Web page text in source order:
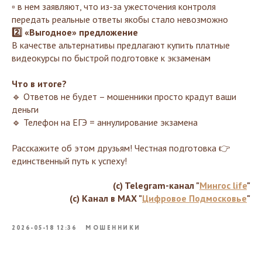
▫️ в нем заявляют, что из-за ужесточения контроля
передать реальные ответы якобы стало невозможно
2️⃣ «Выгодное» предложение
В качестве альтернативы предлагают купить платные
видеокурсы по быстрой подготовке к экзаменам
Что в итоге?
🔹 Ответов не будет – мошенники просто крадут ваши
деньги
🔹 Телефон на ЕГЭ = аннулирование экзамена
Расскажите об этом друзьям! Честная подготовка 👉
единственный путь к успеху!
(c) Telegram-канал "Мингос life"
(c) Канал в MAX "Цифровое Подмосковье"
2026-05-18 12:36 МОШЕННИКИ